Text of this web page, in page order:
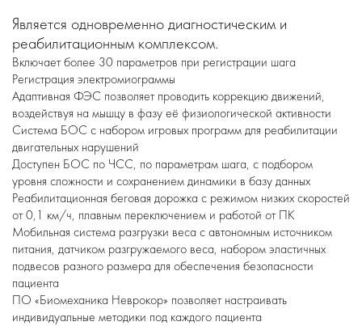
Является одновременно диагностическим и
реабилитационным комплексом.
Включает более 30 параметров при регистрации шага
Регистрация электромиограммы
Адаптивная ФЭС позволяет проводить коррекцию движений,
воздействуя на мышцу в фазу её физиологической активности
Система БОС с набором игровых программ для реабилитации
двигательных нарушений
Доступен БОС по ЧСС, по параметрам шага, с подбором
уровня сложности и сохранением динамики в базу данных
Реабилитационная беговая дорожка с режимом низких скоростей
от 0,1 км/ч, плавным переключением и работой от ПК
Мобильная система разгрузки веса с автономным источником
питания, датчиком разгружаемого веса, набором эластичных
подвесов разного размера для обеспечения безопасности
пациента
ПО «Биомеханика Неврокор» позволяет настраивать
индивидуальные методики под каждого пациента